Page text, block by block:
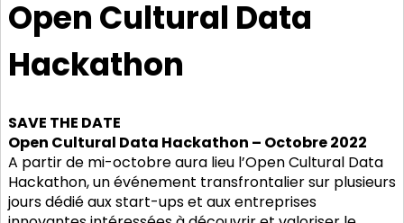
Open Cultural Data
Hackathon
SAVE THE DATE
Open Cultural Data Hackathon – Octobre 2022
A partir de mi-octobre aura lieu l’Open Cultural Data
Hackathon, un événement transfrontalier sur plusieurs
jours dédié aux start-ups et aux entreprises